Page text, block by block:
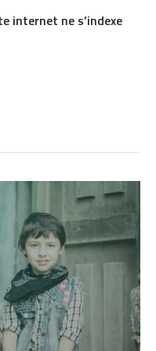
internet ne s’indexe